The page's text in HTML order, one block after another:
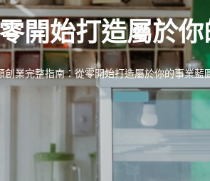
開始打造屬於
創業完整指南：從零開始打造屬於你的事業藍